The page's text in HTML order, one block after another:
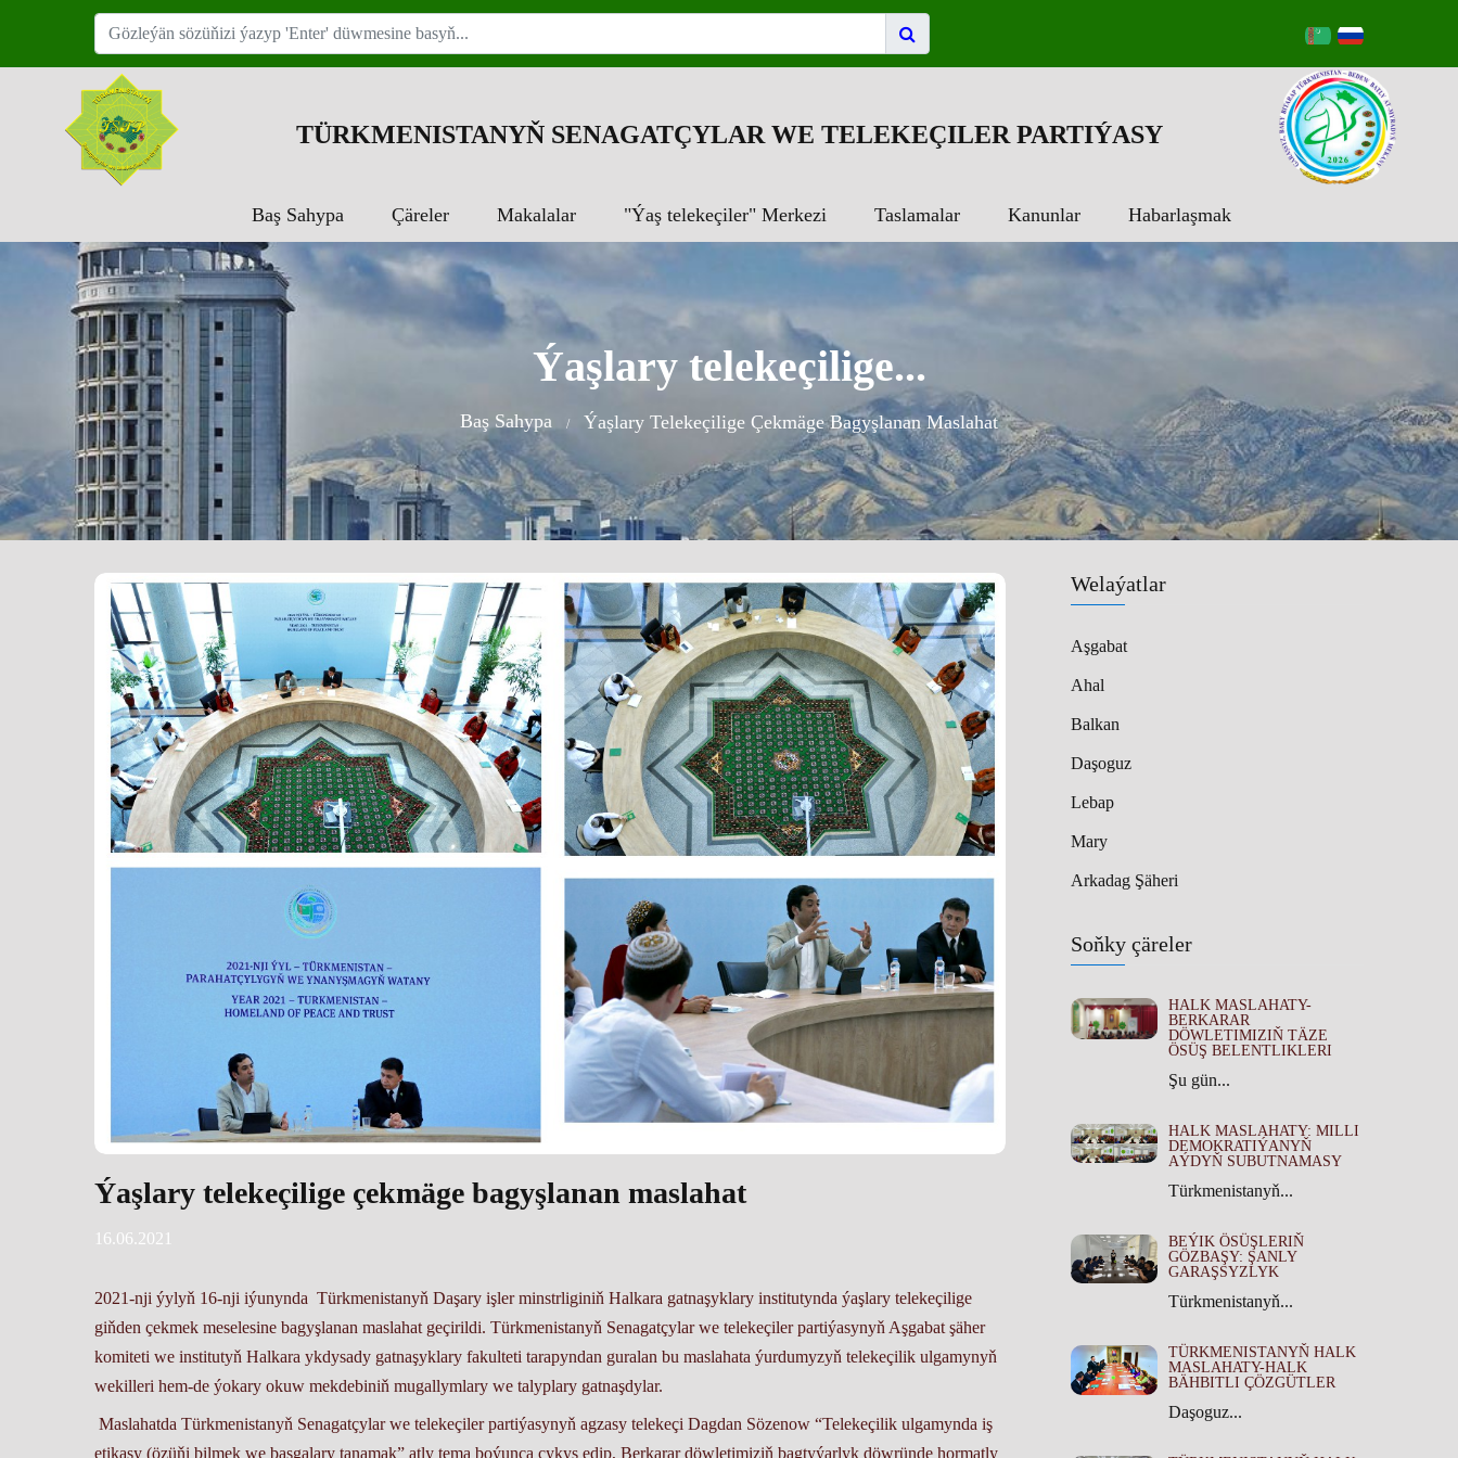
TÜRKMENISTANYŇ SENAGATÇYLAR WE TELEKEÇILER PARTIÝASY
Baş Sahypa Çäreler Makalalar "Ýaş telekeçiler" Merkezi Taslamalar Kanunlar Habarlaşmak
Ýaşlary telekeçilige...
Baş Sahypa Ýaşlary Telekeçilige Çekmäge Bagyşlanan Maslahat
Welaýatlar
Aşgabat
Ahal
Balkan
Daşoguz
Lebap
Mary
Arkadag Şäheri
Soňky çäreler
HALK MASLAHATY-
BERKARAR
DÖWLETIMIZIŇ TÄZE
ÖSÜŞ BELENTLIKLERI
Şu gün...
HALK MASLAHATY: MILLI
DEMOKRATIÝANYŇ
AÝDYŇ SUBUTNAMASY
Türkmenistanyň...
BEÝIK ÖSÜŞLERIŇ
GÖZBAŞY: ŞANLY
GARAŞSYZLYK
Türkmenistanyň...
TÜRKMENISTANYŇ HALK
MASLAHATY-HALK
BÄHBITLI ÇÖZGÜTLER
Daşoguz...
Ýaşlary telekeçilige çekmäge bagyşlanan maslahat
16.06.2021
2021-nji ýylyň 16-nji iýunynda Türkmenistanyň Daşary işler minstrliginiň Halkara gatnaşyklary institutynda ýaşlary telekeçilige
giňden çekmek meselesine bagyşlanan maslahat geçirildi. Türkmenistanyň Senagatçylar we telekeçiler partiýasynyň Aşgabat şäher
komiteti we institutyň Halkara ykdysady gatnaşyklary fakulteti tarapyndan guralan bu maslahata ýurdumyzyň telekeçilik ulgamynyň
wekilleri hem-de ýokary okuw mekdebiniň mugallymlary we talyplary gatnaşdylar.
Maslahatda Türkmenistanyň Senagatçylar we telekeçiler partiýasynyň agzasy telekeçi Dagdan Sözenow “Telekeçilik ulgamynda iş
etikasy (özüňi bilmek we başgalary tanamak” atly tema boýunça çykyş edip, Berkarar döwletimiziň bagtyýarlyk döwründe hormatly